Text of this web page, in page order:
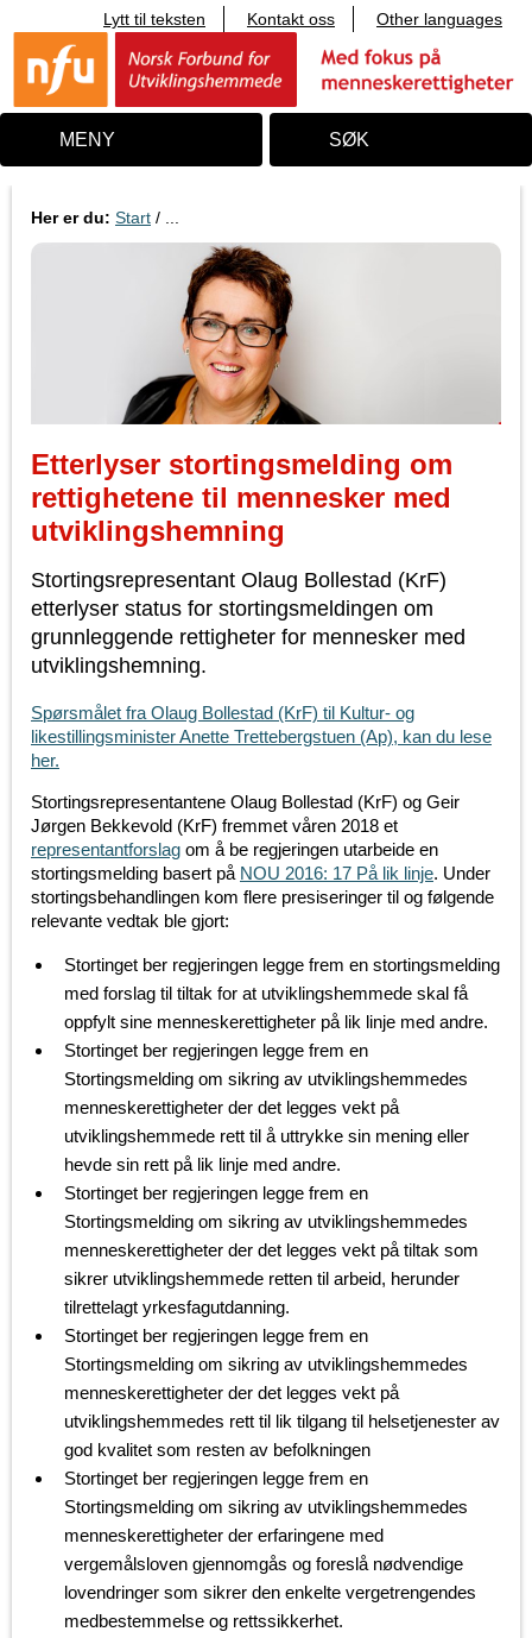
i
n
o
Lytt til teksten Kontakt oss Other languages
MENY SØK
Her er du: Start / ...
Etterlyser stortingsmelding om
rettighetene til mennesker med
utviklingshemning
Stortingsrepresentant Olaug Bollestad (KrF)
etterlyser status for stortingsmeldingen om
grunnleggende rettigheter for mennesker med
utviklingshemning.
Spørsmålet fra Olaug Bollestad (KrF) til Kultur- og
likestillingsminister Anette Trettebergstuen (Ap), kan du lese
her.
Stortingsrepresentantene Olaug Bollestad (KrF) og Geir
Jørgen Bekkevold (KrF) fremmet våren 2018 et
representantforslag om å be regjeringen utarbeide en
stortingsmelding basert på NOU 2016: 17 På lik linje. Under
stortingsbehandlingen kom flere presiseringer til og følgende
relevante vedtak ble gjort:
Stortinget ber regjeringen legge frem en stortingsmelding
med forslag til tiltak for at utviklingshemmede skal få
oppfylt sine menneskerettigheter på lik linje med andre.
Stortinget ber regjeringen legge frem en
Stortingsmelding om sikring av utviklingshemmedes
menneskerettigheter der det legges vekt på
utviklingshemmede rett til å uttrykke sin mening eller
hevde sin rett på lik linje med andre.
Stortinget ber regjeringen legge frem en
Stortingsmelding om sikring av utviklingshemmedes
menneskerettigheter der det legges vekt på tiltak som
sikrer utviklingshemmede retten til arbeid, herunder
tilrettelagt yrkesfagutdanning.
Stortinget ber regjeringen legge frem en
Stortingsmelding om sikring av utviklingshemmedes
menneskerettigheter der det legges vekt på
utviklingshemmedes rett til lik tilgang til helsetjenester av
god kvalitet som resten av befolkningen
Stortinget ber regjeringen legge frem en
Stortingsmelding om sikring av utviklingshemmedes
menneskerettigheter der erfaringene med
vergemålsloven gjennomgås og foreslå nødvendige
lovendringer som sikrer den enkelte vergetrengendes
medbestemmelse og rettssikkerhet.